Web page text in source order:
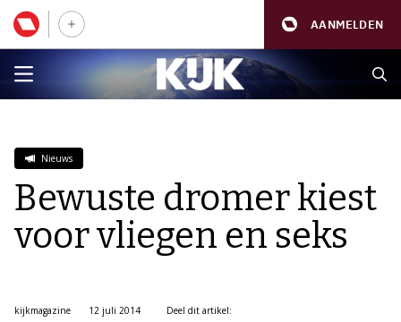
AANMELDEN
Nieuws
Bewuste dromer kiest
voor vliegen en seks
kijkmagazine
12 juli 2014
Deel dit artikel: